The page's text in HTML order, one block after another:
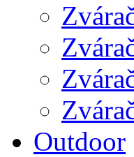
Outdoor